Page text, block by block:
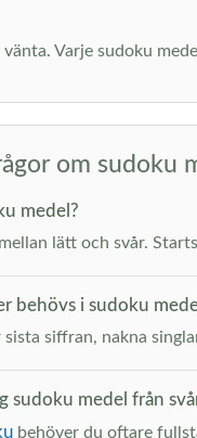
vänta. Varje sudoku
om sudoku
medel?
lätt och svår.
behövs i sudoku
siffran, nakna
sudoku medel från
behöver du oftare